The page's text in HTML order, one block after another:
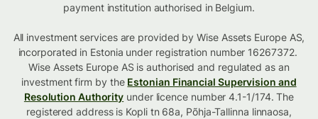
payment institution authorised in Belgium.
All investment services are provided by Wise Assets Europe AS,
incorporated in Estonia under registration number 16267372.
Wise Assets Europe AS is authorised and regulated as an
investment firm by the Estonian Financial Supervision and
Resolution Authority under licence number 4.1-1/174. The
registered address is Kopli tn 68a, Põhja-Tallinna linnaosa,